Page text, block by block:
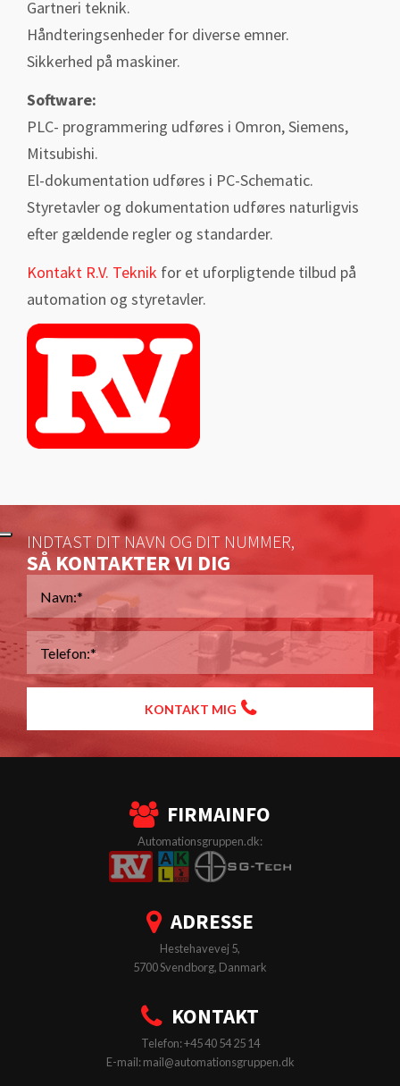
Gartneri teknik.
Håndteringsenheder for diverse emner.
Sikkerhed på maskiner.
Software:
PLC- programmering udføres i Omron, Siemens,
Mitsubishi.
El-dokumentation udføres i PC-Schematic.
Styretavler og dokumentation udføres naturligvis
efter gældende regler og standarder.
Kontakt R.V. Teknik for et uforpligtende tilbud på
automation og styretavler.
INDTAST DIT NAVN OG DIT NUMMER,
SÅ KONTAKTER VI DIG
Navn
Telefon *
KONTAKT MIG
FIRMAINFO
Automationsgruppen.dk:
ADRESSE
Hestehavevej 5,
5700 Svendborg, Danmark
KONTAKT
Telefon: +45 40 54 25 14
E-mail: mail@automationsgruppen.dk